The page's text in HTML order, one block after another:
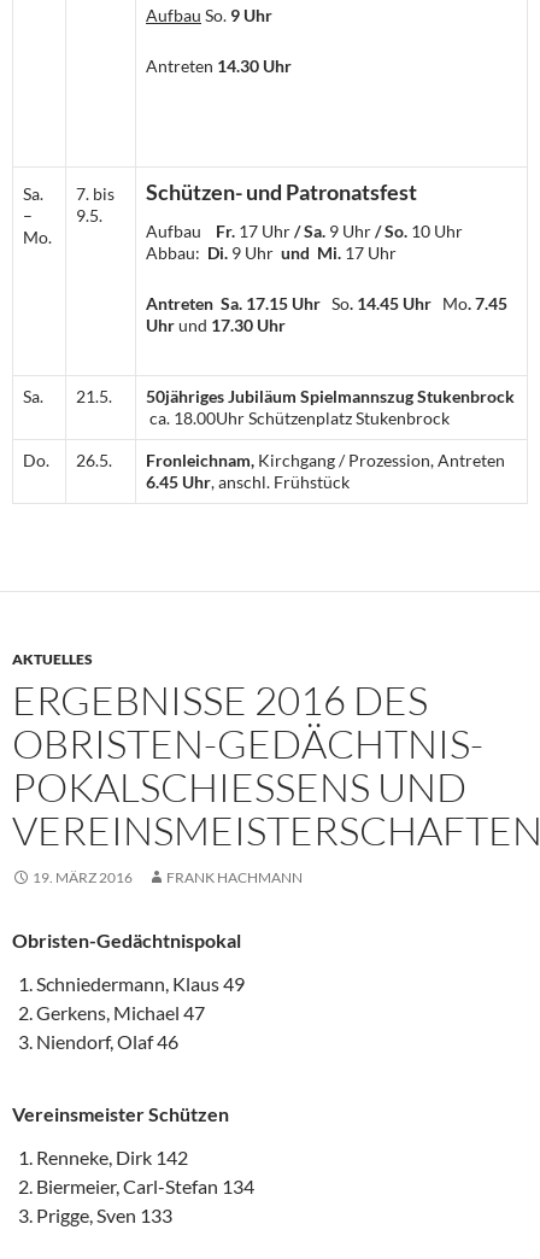
Aufbau So. 9 Uhr
Antreten 14.30 Uhr
Sa.
–
Mo.
7. bis
9.5.
Schützen- und Patronatsfest
Aufbau Fr. 17 Uhr/ Sa. 9 Uhr/ So. 10 Uhr
Abbau: Di. 9 Uhr und Mi. 17 Uhr
Antreten Sa. 17.15 Uhr So. 14.45 Uhr Mo. 7.45
Uhrund 17.30 Uhr
Sa. 21.5.
50jähriges Jubiläum Spielmannszug Stukenbrock
ca. 18.00Uhr Schützenplatz Stukenbrock
Do. 26.5. Fronleichnam, Kirchgang / Prozession, Antreten
6.45 Uhr, anschl. Frühstück
AKTUELLES
ERGEBNISSE 2016 DES
OBRISTEN-GEDÄCHTNIS-
POKALSCHIESSENS UND V
EREINSMEISTERSCHAFTEN
19. MÄRZ 2016 FRANK HACHMANN
Obristen-Gedächtnispokal
Schniedermann, Klaus 49
Gerkens, Michael 47
Niendorf, Olaf 46
Vereinsmeister Schützen
Renneke, Dirk 142
Biermeier, Carl-Stefan 134
Prigge, Sven 133